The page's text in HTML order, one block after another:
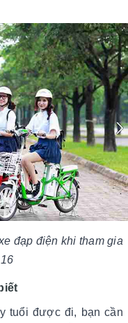
đạp điện khi tham gia
tuổi được đi, bạn cần